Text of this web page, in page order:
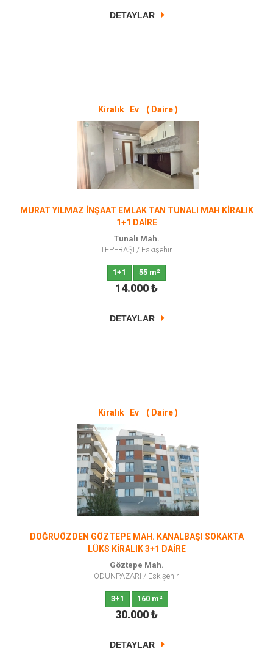
DETAYLAR
Kiralık Ev ( Daire )
MURAT YILMAZ İNŞAAT EMLAK TAN TUNALI MAH KİRALIK
1+1 DAİRE
Tunalı Mah.
TEPEBAŞI / Eskişehir
1+1 55 m²
14.000₺
DETAYLAR
Kiralık Ev ( Daire )
DOĞRUÖZDEN GÖZTEPE MAH. KANALBAŞI SOKAKTA
LÜKS KİRALIK 3+1 DAİRE
Göztepe Mah.
ODUNPAZARI / Eskişehir
3+1 160 m²
30.000₺
DETAYLAR